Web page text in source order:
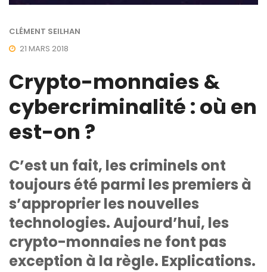
CLÉMENT SEILHAN
21 MARS 2018
Crypto-monnaies &
cybercriminalité : où en
est-on ?
C’est un fait, les criminels ont
toujours été parmi les premiers à
s’approprier les nouvelles
technologies. Aujourd’hui, les
crypto-monnaies ne font pas
exception à la règle. Explications.